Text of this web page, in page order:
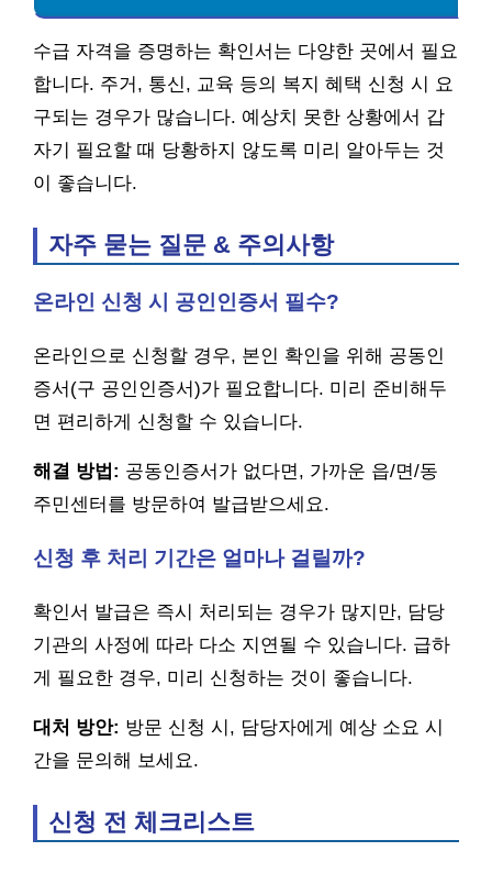
수급 자격을 증명하는 확인서는 다양한 곳에서 필요
합니다. 주거, 통신, 교육 등의 복지 혜택 신청 시 요
구되는 경우가 많습니다. 예상치 못한 상황에서 갑
자기 필요할 때 당황하지 않도록 미리 알아두는 것
이 좋습니다.
자주 묻는 질문 & 주의사항
온라인 신청 시 공인인증서 필수?
온라인으로 신청할 경우, 본인 확인을 위해 공동인
증서(구 공인인증서)가 필요합니다. 미리 준비해두
면 편리하게 신청할 수 있습니다.
해결 방법: 공동인증서가 없다면, 가까운 읍/면/동
주민센터를 방문하여 발급받으세요.
신청 후 처리 기간은 얼마나 걸릴까?
확인서 발급은 즉시 처리되는 경우가 많지만, 담당
기관의 사정에 따라 다소 지연될 수 있습니다. 급하
게 필요한 경우, 미리 신청하는 것이 좋습니다.
대처 방안: 방문 신청 시, 담당자에게 예상 소요 시
간을 문의해 보세요.
신청 전 체크리스트